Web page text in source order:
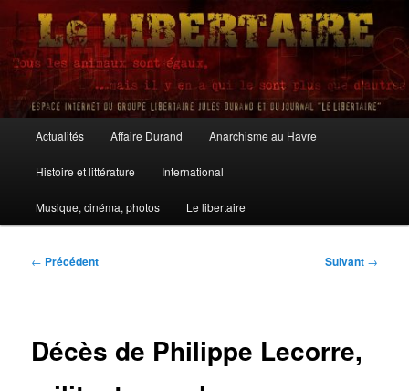
Aller
contenu
principalLe Libertaire
principal
Actualités Affaire Durand Anarchisme au Havre
Histoire et littérature International
Musique, cinéma, photos Le libertaire
Navigation
← Précédent Suivant →
Décès de Philippe Lecorre,